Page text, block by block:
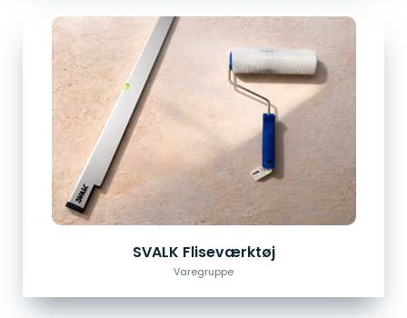
SVALK Fliseværktøj
Varegruppe